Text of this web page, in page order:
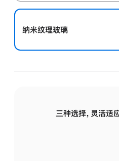
纳米纹理玻璃
三种选择，灵活适